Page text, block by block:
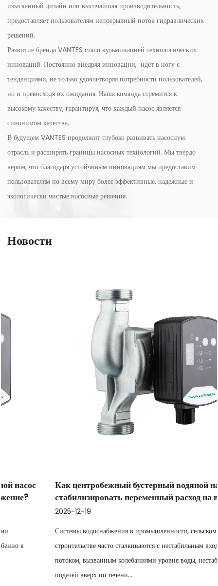
изысканный дизайн или высочайшая производительность,
предоставляет пользователям непрерывный поток гидравлических
решений.
Развитие бренда VANTES стало кульминацией технологических
инноваций. Постоянно внедряя инновации, идёт в ногу с
тенденциями, не только удовлетворяя потребности пользователей,
но и превосходя их ожидания. Наша команда стремится к
высокому качеству, гарантируя, что каждый насос является
синонимом качества.
В будущем VANTES продолжит глубоко развивать насосную
отрасль и расширять границы насосных технологий. Мы твердо
верим, что благодаря устойчивым инновациям мы предоставим
пользователям по всему миру более эффективные, надежные и
экологически чистые насосные решения.
Новости
Как центробежный бустерный водяной насос может
стабилизировать переменный расход на входе?
Системы водоснабжения в промышленности, сельском хозяйстве и
строительстве часто сталкиваются с нестабильным входным
потоком, вызванным колебаниями уровня воды, нестабильной
подачей вверх по течени...